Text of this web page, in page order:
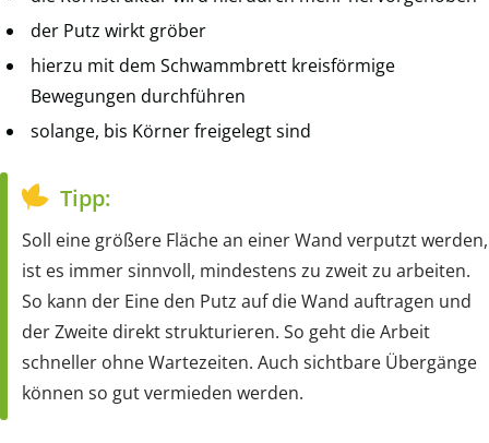
der Putz wirkt gröber
hierzu mit dem Schwammbrett kreisförmige
Bewegungen durchführen
solange, bis Körner freigelegt sind
Tipp:
Soll eine größere Fläche an einer Wand verputzt werden,
ist es immer sinnvoll, mindestens zu zweit zu arbeiten.
So kann der Eine den Putz auf die Wand auftragen und
der Zweite direkt strukturieren. So geht die Arbeit
schneller ohne Wartezeiten. Auch sichtbare Übergänge
können so gut vermieden werden.